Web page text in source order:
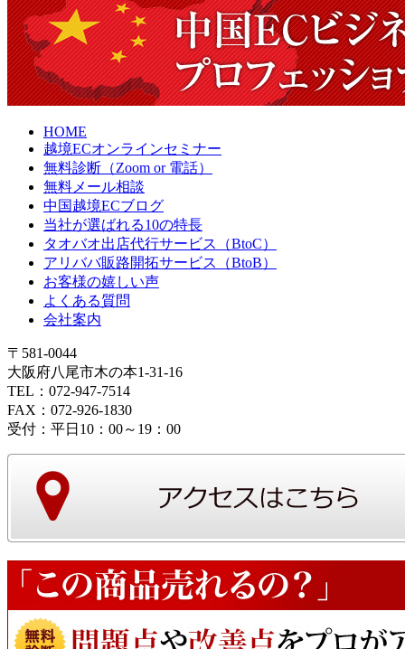
HOME
越境ECオンラインセミナー
無料診断（Zoom or 電話）
無料メール相談
中国越境ECブログ
当社が選ばれる10の特長
タオバオ出店代行サービス（BtoC）
アリババ販路開拓サービス（BtoB）
お客様の嬉しい声
よくある質問
会社案内
〒581-0044
大阪府八尾市木の本1-31-16
TEL：072-947-7514
FAX：072-926-1830
受付：平日10：00～19：00